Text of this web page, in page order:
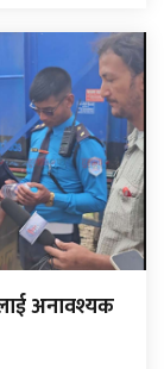
अनावश्यक